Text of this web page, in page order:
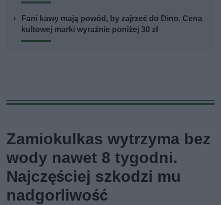
Fani kawy mają powód, by zajrzeć do Dino. Cena
kultowej marki wyraźnie poniżej 30 zł
Zamiokulkas wytrzyma bez
wody nawet 8 tygodni.
Najczęściej szkodzi mu
nadgorliwość